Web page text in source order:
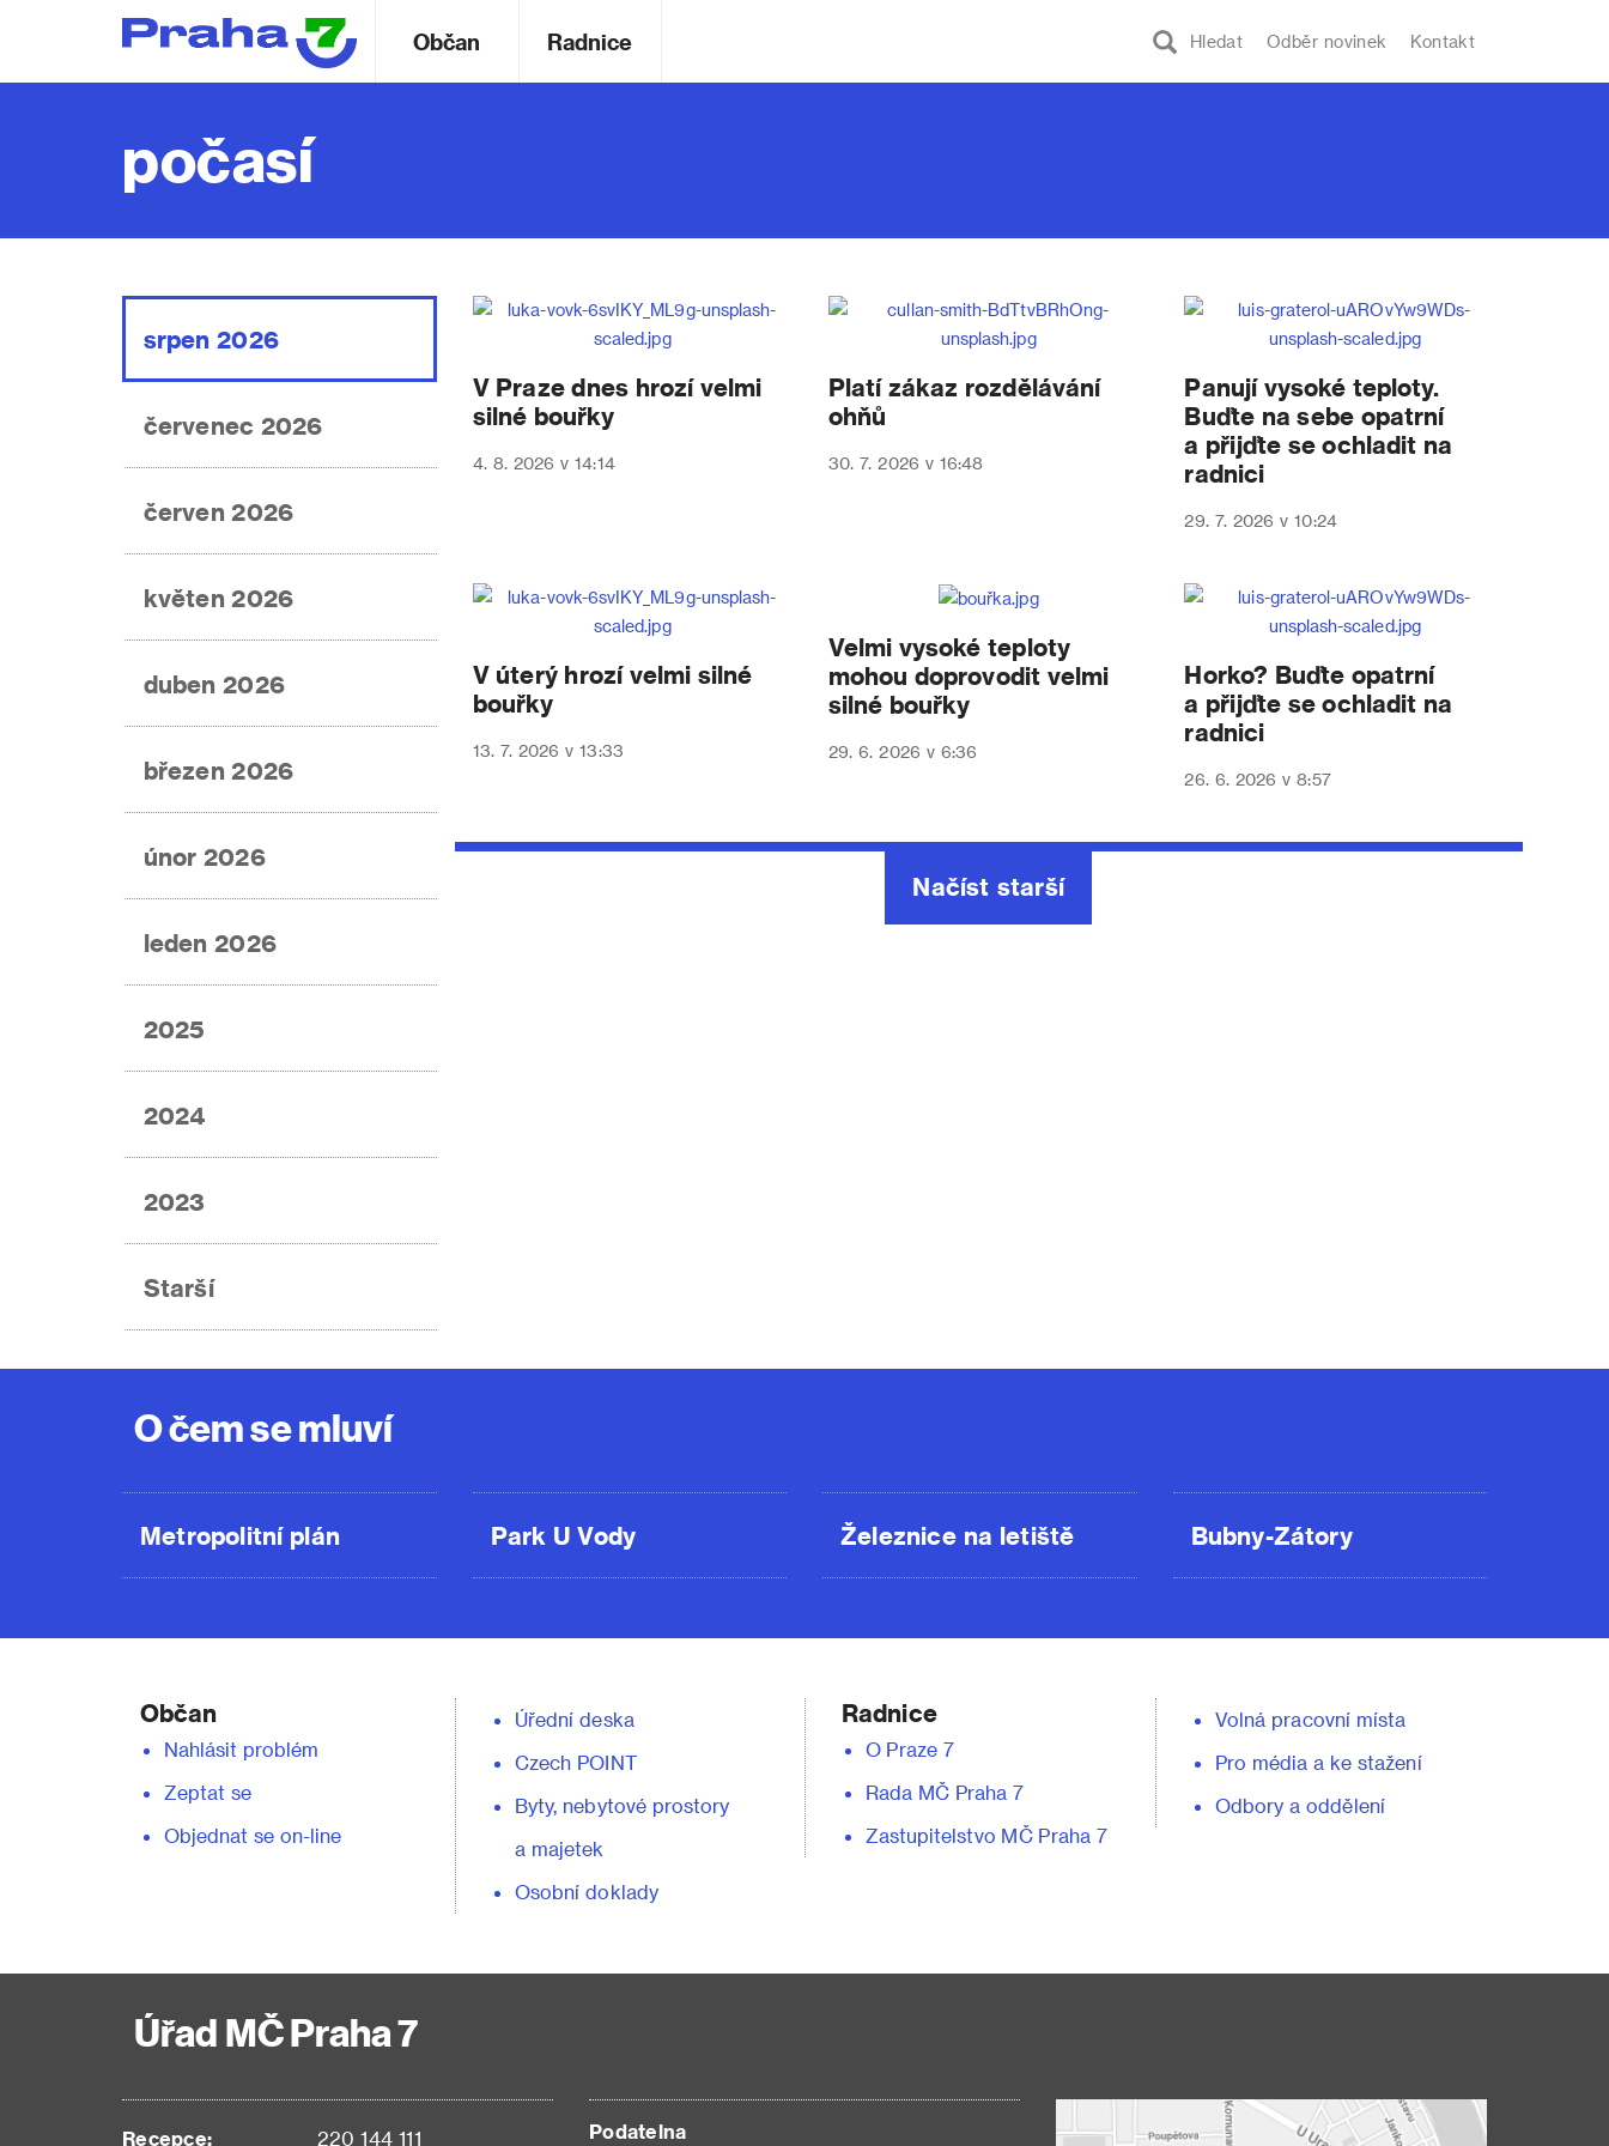
Hledat Odběr novinek Kontakt
Občan Radnice
počasí
srpen 2026
červenec 2026
červen 2026
květen 2026
duben 2026
březen 2026
únor 2026
leden 2026
2025
2024
2023
Starší
V Praze dnes hrozí velmi
silné bouřky
4. 8. 2026 v 14:14
Platí zákaz rozdělávání
ohňů
30. 7. 2026 v 16:48
Panují vysoké teploty.
Buďte na sebe opatrní
a přijďte se ochladit na
radnici
29. 7. 2026 v 10:24
V úterý hrozí velmi silné
bouřky
13. 7. 2026 v 13:33
Velmi vysoké teploty
mohou doprovodit velmi
silné bouřky
29. 6. 2026 v 6:36
Horko? Buďte opatrní
a přijďte se ochladit na
radnici
26. 6. 2026 v 8:57
Načíst starší
O čem se mluví
Metropolitní plán Park U Vody Železnice na letiště Bubny-Zátory
Občan
Nahlásit problém
Zeptat se
Objednat se on-line
Úřední deska
Czech POINT
Byty, nebytové prostory
a majetek
Osobní doklady
Radnice
O Praze 7
Rada MČ Praha 7
Zastupitelstvo MČ Praha 7
Volná pracovní místa
Pro média a ke stažení
Odbory a oddělení
Úřad MČ Praha 7
Recepce: 220 144 111 Podatelna